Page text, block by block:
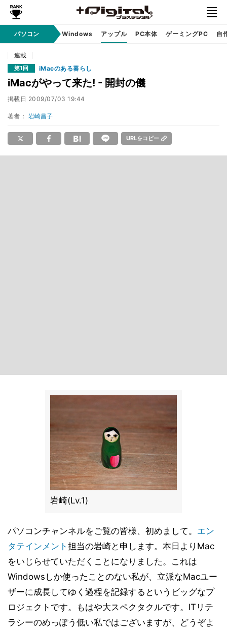
パソコン Windows アップル PC本体 ゲーミングPC 自
連載
第1回 iMacのある暮らし
iMacがやって来た! - 開封の儀
掲載日 2009/07/03 19:44
著者： 岩崎昌子
URLをコピー
岩崎(Lv.1)
パソコンチャンネルをご覧の皆様、初めまして。 エン
タテインメント 担当の岩崎と申します。本日よりMac
をいじらせていただくことになりました。これは
Windowsしか使ったことのない私が、立派なMacユー
ザーに成長してゆく過程を記録するというビッグなプ
ロジェクトです。もはや大スペクタクルです。ITリテ
ラシーのめっぽう低い私ではございますが、どうぞよ